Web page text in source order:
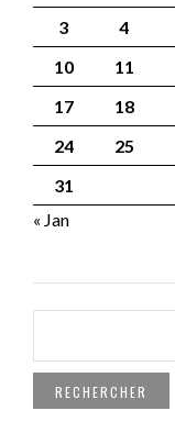
3
4
10
11
17
18
24
25
31
« Jan